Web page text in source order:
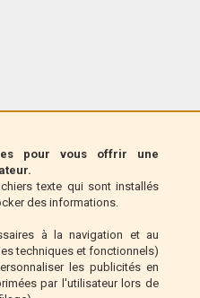
pour vous offrir une
texte qui sont installés
des informations.
à la navigation et au
techniques et fonctionnels)
les publicités en
par l'utilisateur lors de
uniquement)